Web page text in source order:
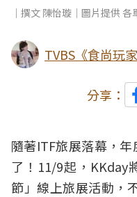
｜撰文 陳怡璇｜圖片提供 各
TVBS《食尚玩
分享：
隨著ITF旅展落幕，
了！11/9起，KKday
節」線上旅展活動，